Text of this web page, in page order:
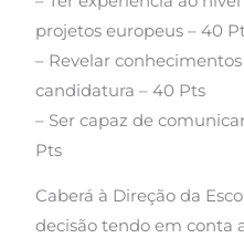
projetos europeus – 40
– Revelar
candidatura – 40 Pts
– Ser capaz de
Pts
Caberá à Direção da
decisão tendo em conta